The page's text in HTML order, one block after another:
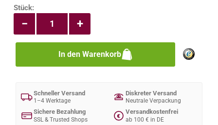
Produkt Anzahl: Gib den gewünschten
Stück:
+
−
In den Warenkorb
Schneller Versand
1–4 Werktage
Diskreter Versand
Neutrale Verpackung
Sichere Bezahlung
SSL & Trusted Shops
€
Versandkostenfrei
ab 100 € in DE